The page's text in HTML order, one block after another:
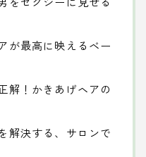
が最高に映えるベー
解！かきあげヘアの
解決する、サロンで